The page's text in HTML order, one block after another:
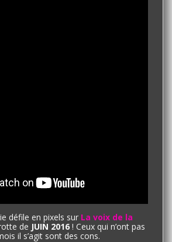
défile en pixels sur La voix de la
de JUIN 2016 ! Ceux qui n’ont pas
il s’agit sont des cons.